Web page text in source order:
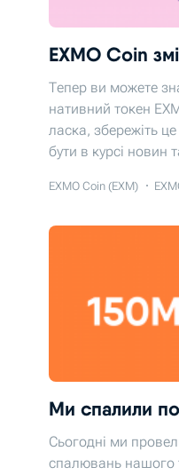
EXMO Coin
Тепер ви можете
нативний токен
ласка, збережіть
бути в курсі новин
EXMO Coin (EXM)
Ми спалили
Сьогодні ми
спалювань нашого